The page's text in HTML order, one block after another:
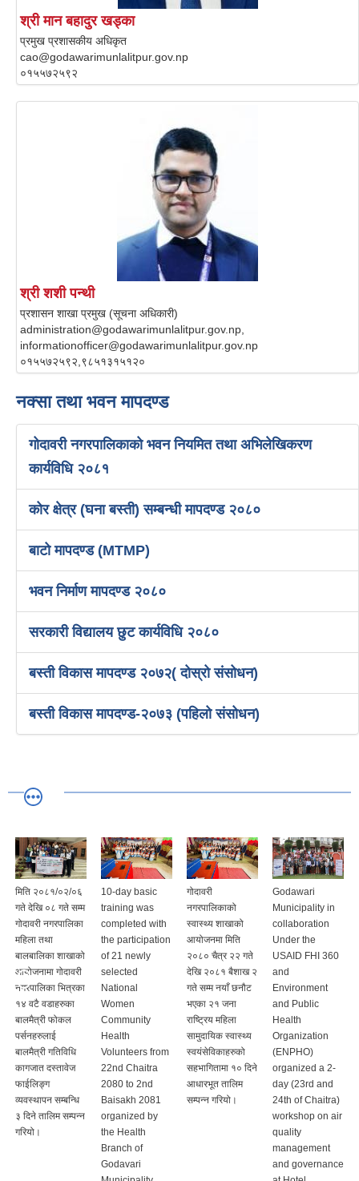
श्री मान बहादुर खड्का
प्रमुख प्रशासकीय अधिकृत
cao@godawarimunlalitpur.gov.np
०१५५७२५९२
श्री शशी पन्थी
प्रशासन शाखा प्रमुख (सूचना अधिकारी)
administration@godawarimunlalitpur.gov.np,
informationofficer@godawarimunlalitpur.gov.np
०१५५७२५९२,९८५१३१५१२०
नक्सा तथा भवन मापदण्ड
गोदावरी नगरपालिकाको भवन नियमित तथा अभिलेखिकरण
कार्यविधि २०८१
कोर क्षेत्र (घना बस्ती) सम्बन्धी मापदण्ड २०८०
बाटो मापदण्ड (MTMP)
भवन निर्माण मापदण्ड २०८०
सरकारी विद्यालय छुट कार्यविधि २०८०
बस्ती विकास मापदण्ड २०७२( दोस्रो संसोधन)
बस्ती विकास मापदण्ड-२०७३ (पहिलो संसोधन)
मिति २०८१/०२/०६
गते देखि ०८ गते सम्म
गोदावरी नगरपालिका
महिला तथा
बालबालिका शाखाको
आयोजनामा गोदावरी
नगरपालिका भित्रका
१४ वटै वडाहरुका
बालमैत्री फोकल
पर्सनहरुलाई
बालमैत्री गतिविधि
कागजात दस्तावेज
फाईलिङ्ग
व्यवस्थापन सम्बन्धि
३ दिने तालिम सम्पन्न
गरियो।
10-day basic
training was
completed with
the participation
of 21 newly
selected
National
Women
Community
Health
Volunteers from
22nd Chaitra
2080 to 2nd
Baisakh 2081
organized by
the Health
Branch of
Godavari
गोदावरी
नगरपालिकाको
स्वास्थ्य शाखाको
आयोजनमा मिति
२०८० चैत्र २२ गते
देखि २०८१ बैशाख २
गते सम्म नयाँ छनौट
भएका २१ जना
राष्ट्रिय महिला
सामुदायिक स्वास्थ्य
स्वयंसेविकाहरुको
सहभागितामा १० दिने
आधारभूत तालिम
सम्पन्न गरियो।
Godawari
Municipality in
collaboration
Under the
USAID FHI 360
and
Environment
and Public
Health
Organization
(ENPHO)
organized a 2-
day (23rd and
24th of Chaitra)
workshop on air
quality
management
and governance